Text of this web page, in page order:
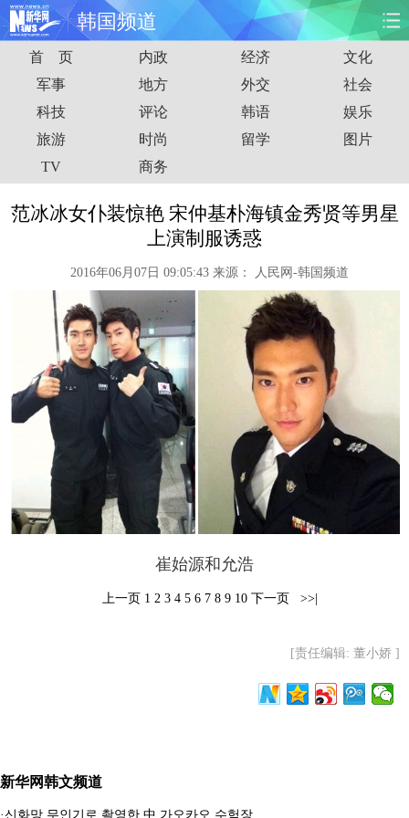
韩国频道
首页 时政 国际 财经
娱乐 体育 人事 教育
时尚 思客
港澳 台湾 华人 汽车
能源 房产
图片 视频 彩票
旅游 健康 信息化
金融 公益 军事
富媒体 摄影 新华广播
新华电视中文 新华电视英文
首 页 内政 经济
文化
军事
地方 外交
社会
科技
评论 韩语
娱乐
旅游
时尚 留学
图片
TV
商务
范冰冰女仆装惊艳 宋仲基朴海镇金秀贤等男星
上演制服诱惑
2016年06月07日 09:05:43 来源： 人民网-韩国频道
崔始源和允浩
上一页 1 2 3 4 5 6 7 8 9 10 下一页 >>|
[责任编辑: 董小娇 ]
新华网韩文频道
· 신화망 무인기로 촬영한 中 가오카오 수험장